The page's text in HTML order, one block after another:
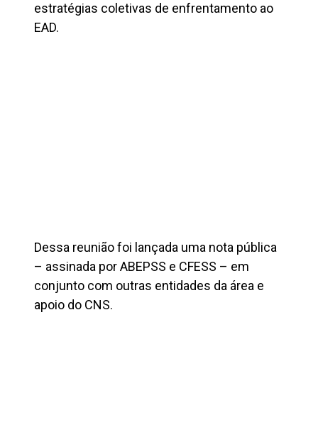
estratégias coletivas de enfrentamento ao
EAD.
Dessa reunião foi lançada uma nota pública
– assinada por ABEPSS e CFESS – em
conjunto com outras entidades da área e
apoio do CNS.